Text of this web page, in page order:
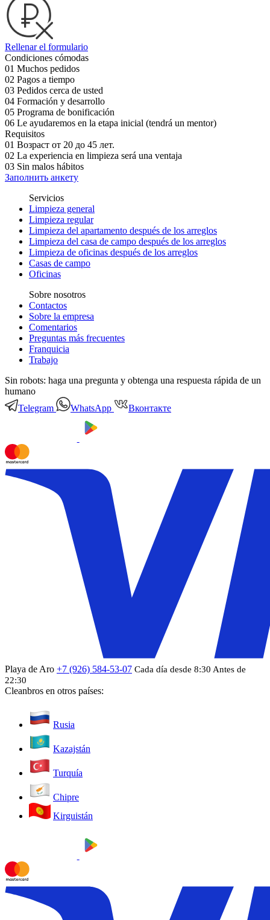
Rellenar el formulario
Condiciones cómodas
01 Muchos pedidos
02 Pagos a tiempo
03 Pedidos cerca de usted
04 Formación y desarrollo
05 Programa de bonificación
06 Le ayudaremos en la etapa inicial (tendrá un mentor)
Requisitos
01 Возраст от 20 до 45 лет.
02 La experiencia en limpieza será una ventaja
03 Sin malos hábitos
Заполнить анкету
Servicios
Limpieza general
Limpieza regular
Limpieza del apartamento después de los arreglos
Limpieza del casa de campo después de los arreglos
Limpieza de oficinas después de los arreglos
Casas de campo
Oficinas
Sobre nosotros
Contactos
Sobre la empresa
Comentarios
Preguntas más frecuentes
Franquicia
Trabajo
Sin robots: haga una pregunta y obtenga una respuesta rápida de un
humano
Telegram
WhatsApp Вконтакте
Playa de Aro +7 (926) 584-53-07 Cada día desde 8:30 Antes de
22:30
Cleanbros en otros países:
Rusia
Kazajstán
Turquía
Chipre
Kirguistán